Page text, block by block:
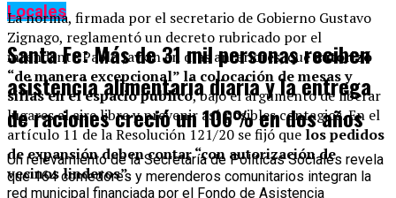
La norma, firmada por el secretario de Gobierno Gustavo
Zignago, reglamentó un decreto rubricado por el
intendente Pablo Javkin en días anteriores, queautorizó
“de manera excepcional” la colocación de mesas y
sillas en el espacio público, bajo el argumento de liberar
lugares al aire libre y prevenir así posibles contagios. En el
artículo 11 de la Resolución 121/20 se fijó que los pedidos
de expansión deben contar “con autorización de
vecinos linderos”.
Locales
Santa Fe: Más de 31 mil personas reciben
asistencia alimentaria diaria y la entrega
de raciones creció un 106% en dos años
Un relevamiento de la Secretaría de Políticas Sociales revela
que 164 comedores y merenderos comunitarios integran la
red municipal financiada por el Fondo de Asistencia